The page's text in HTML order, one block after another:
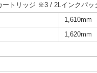
ートリッジ ※3 / 2Lインクパッ
1,610mm
1,620mm